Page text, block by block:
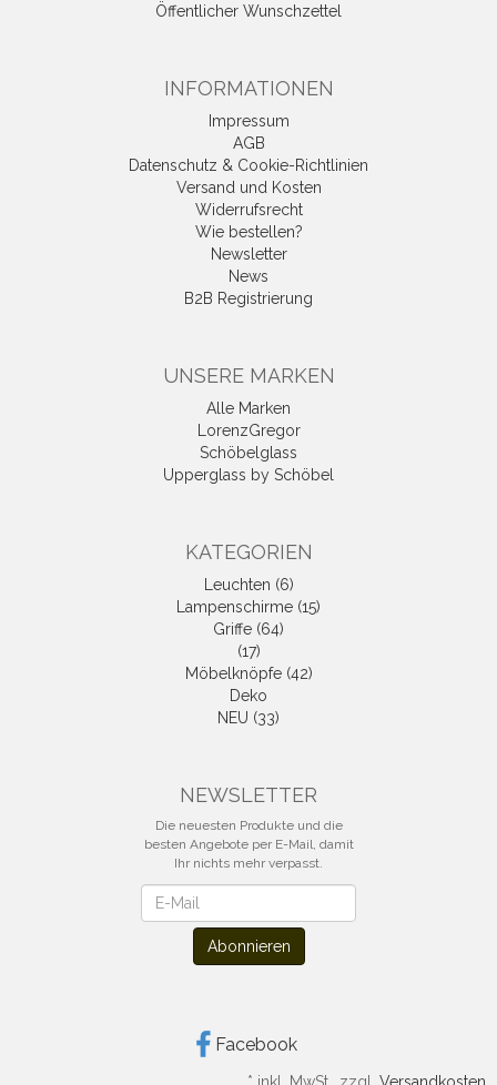
Öffentlicher Wunschzettel
INFORMATIONEN
Impressum
AGB
Datenschutz & Cookie-Richtlinien
Versand und Kosten
Widerrufsrecht
Wie bestellen?
Newsletter
News
B2B Registrierung
UNSERE MARKEN
Alle Marken
LorenzGregor
Schöbelglass
Upperglass by Schöbel
KATEGORIEN
Leuchten (6)
Lampenschirme (15)
Griffe (64)
(17)
Möbelknöpfe (42)
Deko
NEU (33)
NEWSLETTER
Die neuesten Produkte und die
besten Angebote per E-Mail, damit
Ihr nichts mehr verpasst.
Abonnieren
Facebook